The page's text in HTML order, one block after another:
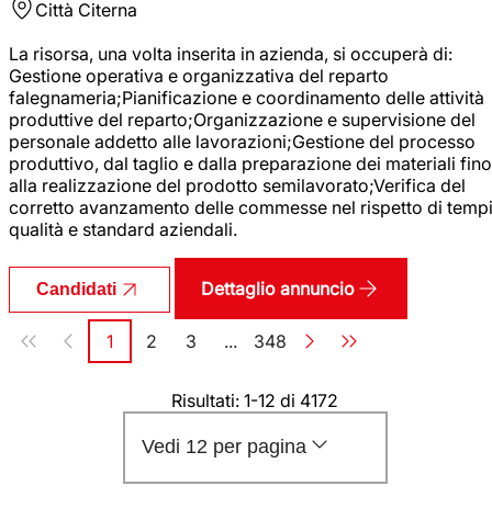
Città Citerna
La risorsa, una volta inserita in azienda, si occuperà di:
Gestione operativa e organizzativa del reparto
falegnameria;Pianificazione e coordinamento delle attività
produttive del reparto;Organizzazione e supervisione del
personale addetto alle lavorazioni;Gestione del processo
produttivo, dal taglio e dalla preparazione dei materiali fino
alla realizzazione del prodotto semilavorato;Verifica del
corretto avanzamento delle commesse nel rispetto di
qualità e standard aziendali.
Candidati Dettaglio annuncio
Paginazione
Pagina
1 Pagina
2 Pagina
3 ... Pagina
348
Risultati: 1-12 di 4172
Vedi 12 per pagina